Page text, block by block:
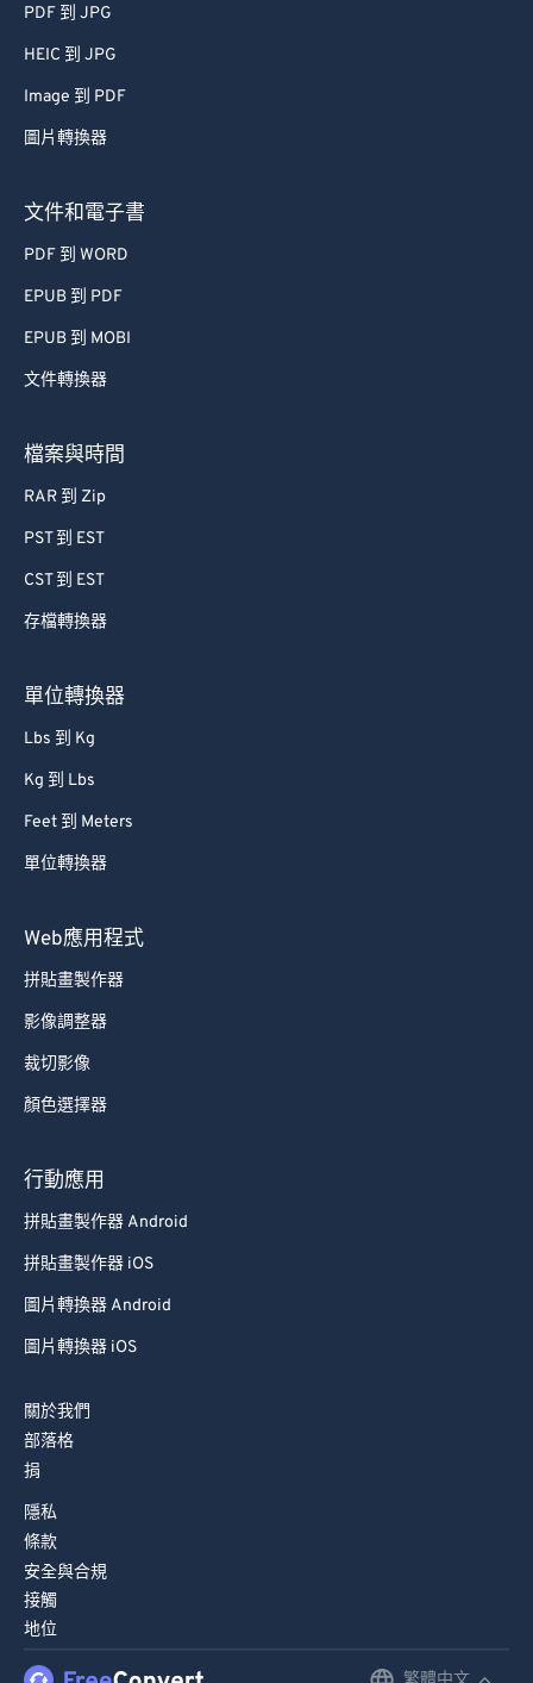
PDF 到 JPG
HEIC 到 JPG
Image 到 PDF
圖片轉換器
文件和電子書
PDF 到 WORD
EPUB 到 PDF
EPUB 到 MOBI
文件轉換器
檔案與時間
RAR 到 Zip
PST 到 EST
CST 到 EST
存檔轉換器
單位轉換器
Lbs 到 Kg
Kg 到 Lbs
Feet 到 Meters
單位轉換器
Web應用程式
拼貼畫製作器
影像調整器
裁切影像
顏色選擇器
行動應用
拼貼畫製作器 Android
拼貼畫製作器 iOS
圖片轉換器 Android
圖片轉換器 iOS
關於我們
部落格
捐
隱私
條款
安全與合規
接觸
地位